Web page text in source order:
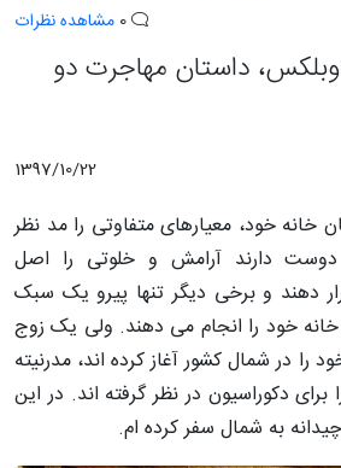
مشاهده نظرات
داستان مهاجرت دو
1397/10/22
خانه خود، معیارهای متفاوتی را مد نظر
دارند آرامش و خلوتی را اصل
دهند و برخی دیگر تنها پیرو یک سبک
خود را انجام می دهند. ولی یک زوج
را در شمال کشور آغاز کرده اند، مدرنیته
دکوراسیون در نظر گرفته اند. در این
به شمال سفر کرده ام.